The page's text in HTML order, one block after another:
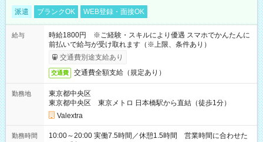
派遣 ブランクOK WEB登録・面接OK
給与
時給1800円 ※ご経験・スキルにより優遇 スマホでかんたんに
前払いで給与が受け取れます（※上限、条件あり）
交通費別途支給あり
交通費 交通費全額支給（規定あり）
勤務地
東京都中央区
東京都中央区 東京メトロ 日本橋駅から直結（徒歩1分）
Valextra
勤務時間
10:00～20:00 実働7.5時間／休憩1.5時間 営業時間に合わせた